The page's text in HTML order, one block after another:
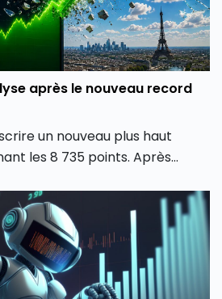
après le nouveau record
un nouveau plus haut
les 8 735 points. Après
retrouvé une dynamique
son précédent record de
expliquer cette envolée du
tirent actuellement l’indice
hausse du CAC 40 peut-